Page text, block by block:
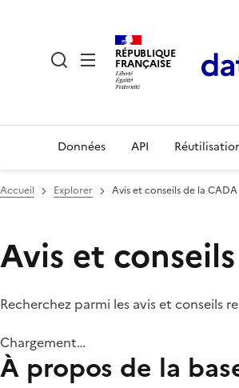
RÉPUBLIQUE
FRANÇAISE
Données API
Accueil Explorer Avis et conseils de la CADA
Avis et
Recherchez parmi les avis et conseils
Chargement…
À propos de la